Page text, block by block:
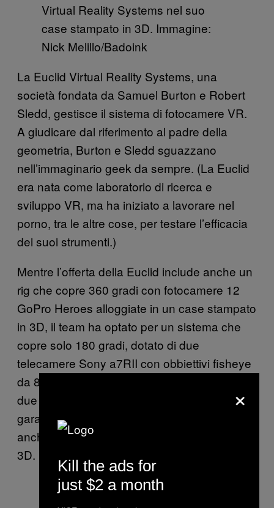
Virtual Reality Systems nel suo
case stampato in 3D. Immagine:
Nick Melillo/Badoink
La Euclid Virtual Reality Systems, una
società fondata da Samuel Burton e Robert
Sledd, gestisce il sistema di fotocamere VR.
A giudicare dal riferimento al padre della
geometria, Burton e Sledd sguazzano
nell’immaginario geek da sempre. (La Euclid
era nata come laboratorio di ricerca e
sviluppo VR, ma ha iniziato a lavorare nel
porno, tra le altre cose, per testare l’efficacia
dei suoi strumenti.)
Mentre l’offerta della Euclid include anche un
rig che copre 360 gradi con fotocamere 12
GoPro Heroes alloggiate in un case stampato
in 3D, il team ha optato per un sistema che
copre solo 180 gradi, dotato di due
telecamere Sony a7RII con obbiettivi fisheye
da 8 millimetri della Rokinon—abbinati con
due
garantire una visione ancora più ampia—
anch’esso alloggiato in un case stampato in
3D.
×
Kill the ads for
just $2 a month